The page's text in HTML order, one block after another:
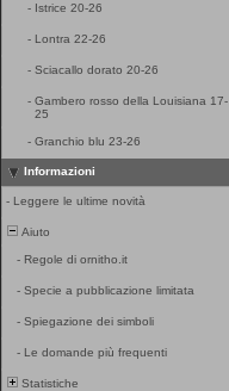
- Istrice 20-26
- Lontra 22-26
- Sciacallo dorato 20-26
- Gambero rosso della Louisiana 17-
25
- Granchio blu 23-26
Informazioni
- Leggere le ultime novità
Aiuto
- Regole di ornitho.it
- Specie a pubblicazione limitata
- Spiegazione dei simboli
- Le domande più frequenti
Statistiche